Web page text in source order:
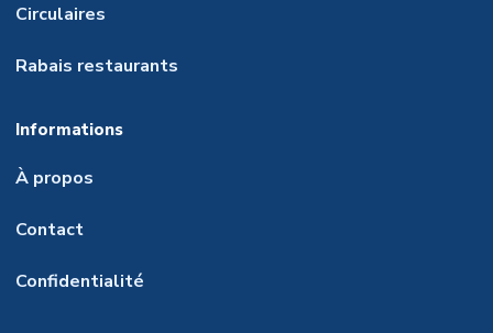
Circulaires
Rabais restaurants
Informations
À propos
Contact
Confidentialité